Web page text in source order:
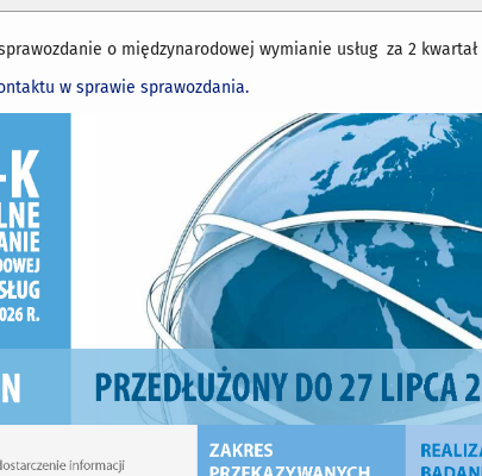
o międzynarodowej wymianie usług za 2
w sprawie sprawozdania.